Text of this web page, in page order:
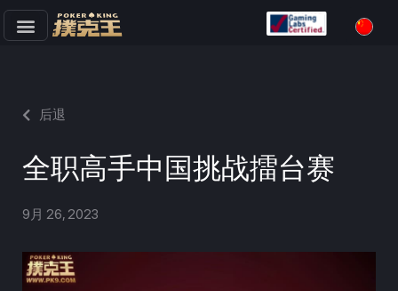
文
后退
全职高手中国挑战擂台赛
9月 26, 2023